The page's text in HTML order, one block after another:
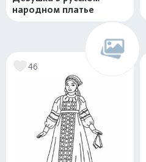
народном платье
46